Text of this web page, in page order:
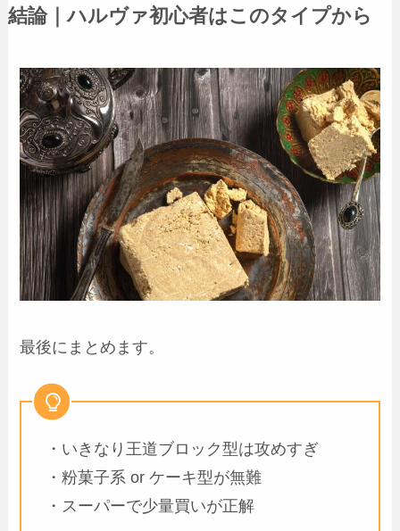
結論｜ハルヴァ初心者はこのタイプから
最後にまとめます。
・いきなり王道ブロック型は攻めすぎ
・粉菓子系 or ケーキ型が無難
・スーパーで少量買いが正解